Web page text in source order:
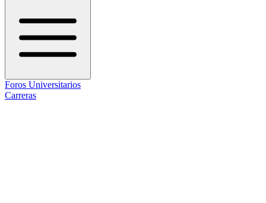
Foros Universitarios
Carreras